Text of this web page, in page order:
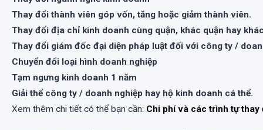
Thay đổi thành viên góp vốn, tăng hoặc giảm thành viên.
Thay đổi địa chỉ kinh doanh cùng quận, khác quận hay
Thay đổi giám đốc đại diện pháp luật đối với công ty /
Chuyển đổi loại hình doanh nghiệp
Tạm ngưng kinh doanh 1 năm
Giải thể công ty / doanh nghiệp hay hộ kinh doanh cá thể.
Xem thêm chi tiết có thể bạn cần: Chi phí và các trình tự